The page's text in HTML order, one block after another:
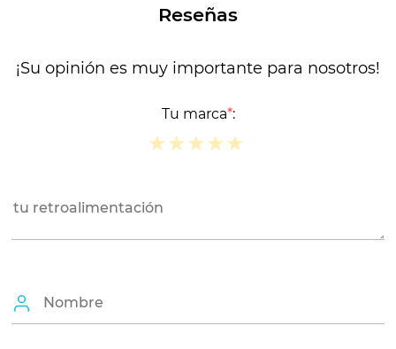
Reseñas
¡Su opinión es muy importante para nosotros!
Tu marca*:
★
★★
★★★
★★★★
★★★★★